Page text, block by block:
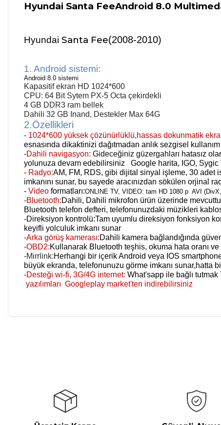
Hyundai Santa FeeAndroid 8.0
Hyundai Santa Fee(2008-2010)
1. Android sistemi:
Android 8.0 sistemi
Kapasitif ekran HD 1024*600
CPU: 64 Bit Sytem PX-5 Octa çekirdekli
4 GB DDR3 ram bellek
Dahili 32 GB Inand, Destekler Max 64G
2.Özellikleri
- 1024*600 yüksek çözünürlüklü,hassas dokunmatik
esnasında dikaktinizi dağıtmadan anlık sezgisel
-Dahili navigasyon: Gideceğiniz güzergahları hatasız
yolunuza devam edebilirsiniz Google harita, IGO, Sygic
- Radyo:AM, FM, RDS, gibi dijital sinyal işleme, 30 adet
imkanını sunar, bu sayede aracınızdan sökülen orjinal
- Video formatları:ONLINE TV, VIDEO: tam HD 1080 p AVI
-Bluetooth:Dahili, Dahili mikrofon ürün üzerinde
Bluetooth telefon defteri, telefonunuzdaki müzikleri
-Direksiyon kontrolü:Tam uyumlu direksiyon fonksiyon
keyifli yolculuk imkanı sunar
-Arka görüş kamerası:Dahili kamera bağlandığında
-OBD2:Kullanarak Bluetooth teşhis, okuma hata oranı
-Mirrlink:Herhangi bir içerik Android veya IOS
büyük ekranda, telefonunuzu görme imkanı
-Desteği wi-fi, 3G/4G internet: What'sapp ile bağlı
yazılımları Googleplay market'ten indirebilirsiniz
Ürün bilgilerinde hatalar bulunuyor.
Ürün fiyatı diğer sitelerden daha pahalı.